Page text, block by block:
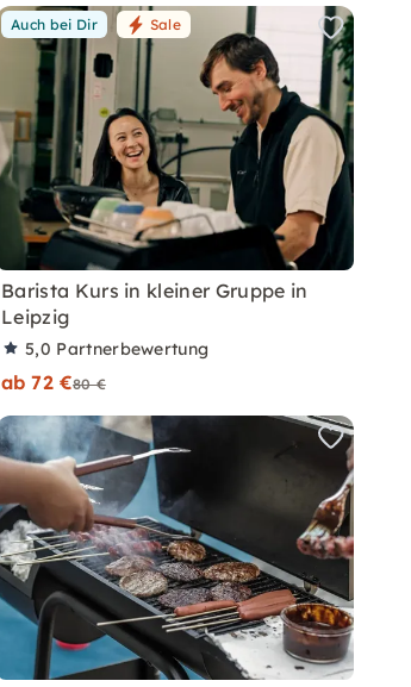
Auch bei Dir Sale
Barista Kurs in kleiner Gruppe in
Leipzig
5,0 Partnerbewertung
ab 72 €80 €